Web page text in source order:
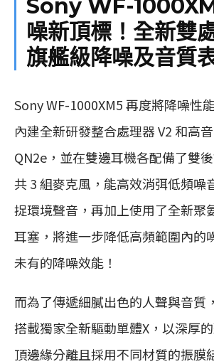
Sony WF-
噪新頂標！全新雙
旗艦級降噪及音質
Sony WF-1000XM5 再度將降噪性
內建全新研發整合處理器 V2 和高
QN2e，並在雙邊耳機各配備了雙
共 3 組麥克風，能高效消弭低頻噪
捉環境聲音，再加上使用了全新聚
耳塞，將進一步降低高頻範圍內的
未有的降噪效能！
而為了傳遞細膩出色的人聲與音質
搭載獨家全新驅動單體X，以深厚
頂邊緣分離且採用不同材質的振膜